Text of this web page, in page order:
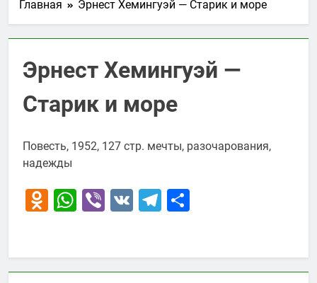
Главная Эрнест Хемингуэй — Старик и море
Эрнест Хемингуэй —
Старик и море
Повесть, 1952, 127 стр. мечты, разочарования,
надежды
Odnoklassniki
WhatsApp
Viber
VK Telegram